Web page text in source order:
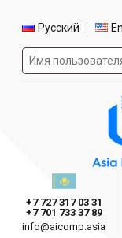
Выбор
Русский
Форма
Asia International
+7 727 317 03 31
+7 701 733 37 89
info@aicomp.asia